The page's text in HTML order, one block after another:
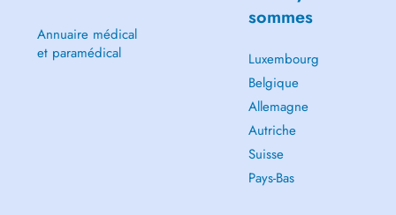
Annuaire médical
et paramédical
sommes
Luxembourg
Belgique
Allemagne
Autriche
Suisse
Pays-Bas